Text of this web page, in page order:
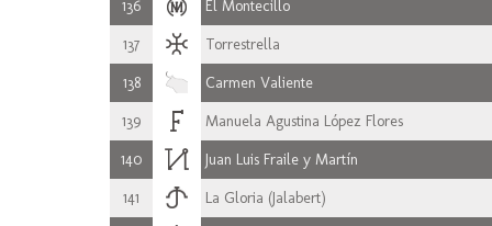
136 El Montecillo
137 Torrestrella
138 Carmen Valiente
139 Manuela Agustina López Flores
140 Juan Luis Fraile y Martín
141 La Gloria (Jalabert)